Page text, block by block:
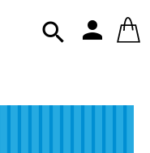
 person